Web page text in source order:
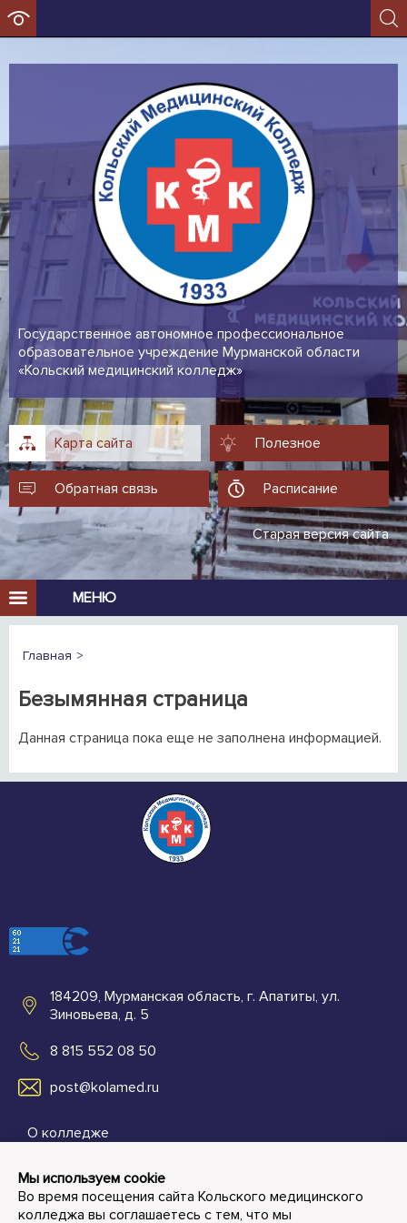
Государственное автономное профессиональное
образовательное учреждение Мурманской области
«Кольский медицинский колледж»
Карта сайта Полезное
Обратная связь Расписание
Старая версия сайта
МЕНЮ
Главная
Безымянная страница
Данная страница пока еще не заполнена информацией.
Мы используем cookie
Во время посещения сайта Кольского медицинского
колледжа вы соглашаетесь с тем, что мы
184209, Мурманская область, г. Апатиты, ул.
Зиновьева, д. 5
8 815 552 08 50
post@kolamed.ru
О колледже
Абитуриентам
Студенту и преподавателю